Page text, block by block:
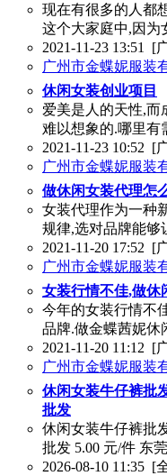
现在有很多的人都
这个大家庭中,因为
2021-11-23 13:51 [
广州市金蝶妮服装
休闲女装创业项目
爱美是人的天性,而
难以想象的.哪里有
2021-11-23 10:52 [
广州市金蝶妮服装
做休闲女装代理怎
女装代理作为一种
规律,选对品牌能够
2021-11-20 17:52 [
广州市金蝶妮服装
女装行情不佳,做休
今年的女装行情不
品牌.做金蝶茜妮休
2021-11-20 11:12 [
广州市金蝶妮服装
休闲女装牛仔裤批
批发
休闲女装牛仔裤批
批发 5.00 元/件 东
2026-08-10 11:35 [